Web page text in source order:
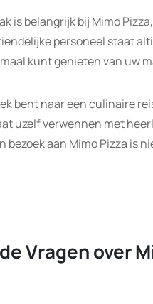
is belangrijk bij Mimo
personeel staat
kunt genieten van uw
bent naar een culinaire
uzelf verwennen met
bezoek aan Mimo Pizza is
Vragen over